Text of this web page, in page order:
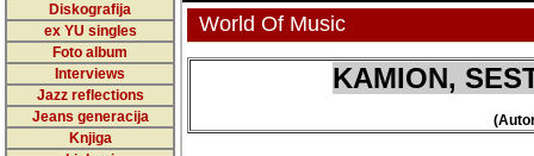
Diskografija
ex YU singles
Foto album
Interviews
Jazz reflections
Jeans generacija
Knjiga
World Of Music
KAMION,